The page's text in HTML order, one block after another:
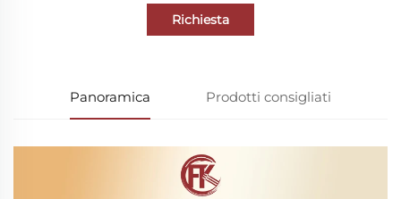
Richiesta
Panoramica Prodotti consigliati